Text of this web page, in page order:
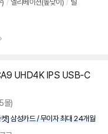
) / 엘리베이션(높낮이) / 틸
UHD4K IPS USB-C
몰)
] 삼성카드 / 무이자 최대 24개월